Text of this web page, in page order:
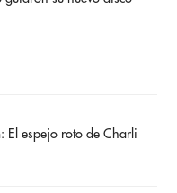
El espejo roto de Charli